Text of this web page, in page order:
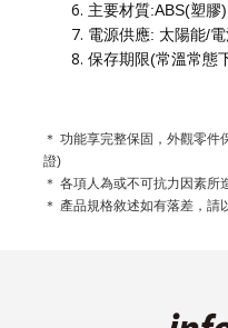
主要材質:ABS(塑膠)
電源供應: 太陽能/
保存期限(常溫常態
＊ 功能享完整保固，外觀零
證)
＊ 各項人為或不可抗力因素所
＊ 產品規格敘述如有落差，請